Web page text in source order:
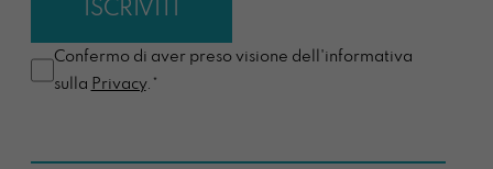
Confermo di aver preso visione dell'informativa
sulla Privacy.*